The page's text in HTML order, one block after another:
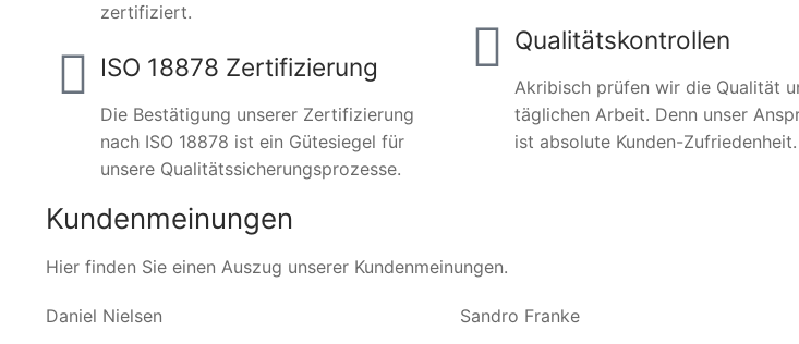
zertifiziert.
ISO 18878 Zertifizierung
Die Bestätigung unserer Zertifizierung
nach ISO 18878 ist ein Gütesiegel für
unsere Qualitätssicherungsprozesse.
Qualitätskontrollen
Akribisch prüfen wir die Qualität
täglichen Arbeit. Denn unser
ist absolute Kunden-Zufriedenheit.
Kundenmeinungen
Hier finden Sie einen Auszug unserer Kundenmeinungen.
Daniel Nielsen Sandro Franke